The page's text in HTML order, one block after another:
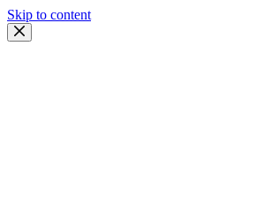
Skip to content